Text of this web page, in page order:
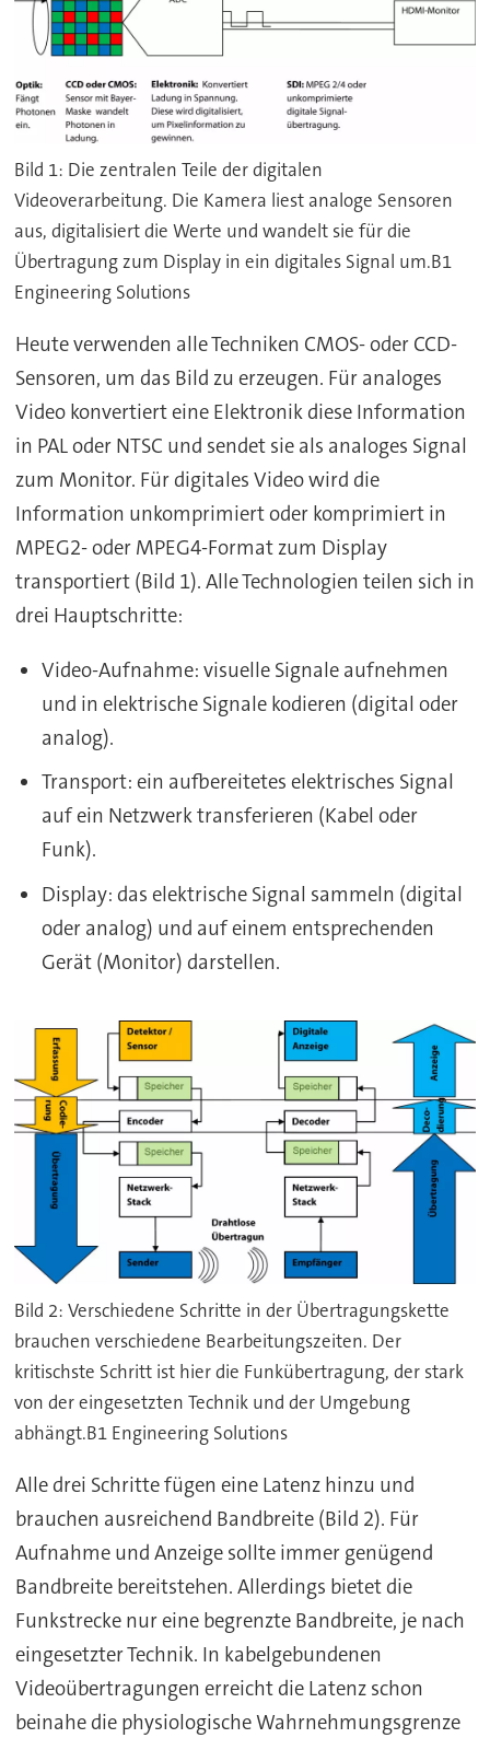
Bild 1: Die zentralen Teile der digitalen
Videoverarbeitung. Die Kamera liest analoge Sensoren
aus, digitalisiert die Werte und wandelt sie für die
Übertragung zum Display in ein digitales Signal um.B1
Engineering Solutions
Heute verwenden alle Techniken CMOS- oder CCD-
Sensoren, um das Bild zu erzeugen. Für analoges
Video konvertiert eine Elektronik diese Information
in PAL oder NTSC und sendet sie als analoges Signal
zum Monitor. Für digitales Video wird die
Information unkomprimiert oder komprimiert in
MPEG2- oder MPEG4-Format zum Display
transportiert (Bild 1). Alle Technologien teilen sich in
drei Hauptschritte:
Video-Aufnahme: visuelle Signale aufnehmen
und in elektrische Signale kodieren (digital oder
analog).
Transport: ein aufbereitetes elektrisches Signal
auf ein Netzwerk transferieren (Kabel oder
Funk).
Display: das elektrische Signal sammeln (digital
oder analog) und auf einem entsprechenden
Gerät (Monitor) darstellen.
Bild 2: Verschiedene Schritte in der Übertragungskette
brauchen verschiedene Bearbeitungszeiten. Der
kritischste Schritt ist hier die Funkübertragung, der stark
von der eingesetzten Technik und der Umgebung
abhängt.B1 Engineering Solutions
Alle drei Schritte fügen eine Latenz hinzu und
brauchen ausreichend Bandbreite (Bild 2). Für
Aufnahme und Anzeige sollte immer genügend
Bandbreite bereitstehen. Allerdings bietet die
Funkstrecke nur eine begrenzte Bandbreite, je nach
eingesetzter Technik. In kabelgebundenen
Videoübertragungen erreicht die Latenz schon
beinahe die physiologische Wahrnehmungsgrenze